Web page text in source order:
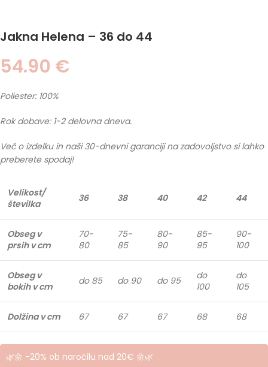
Jakna Helena – 36 do 44
54.90 €
Poliester: 100%
Rok dobave: 1-2 delovna dneva.
Več o izdelku in naši 30-dnevni garanciji na zadovoljstvo si lahko
preberete spodaj!
Velikost/
številka
36 38 40 42 44
Obseg v
prsih v cm
70-
80
75-
85
80-
90
85-
95
90-
100
Obseg v
bokih v cm
do 85 do 90 do 95
do
100
do
105
Dolžina v cm 67 67 67 68 68
🌿🌼 -20% ob naročilu nad 20€ 🌼🌿